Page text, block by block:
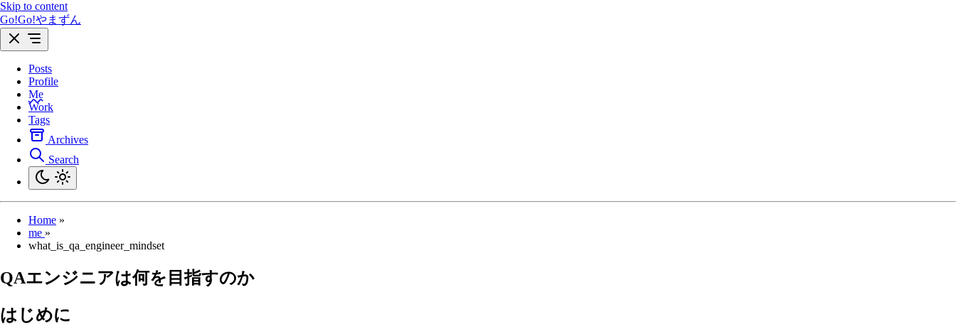
Skip to content
Go!Go!やまずん
Posts
Profile
Me
Work
Tags
Archives
Search
Home »
me »
what_is_qa_engineer_mindset
QAエンジニアは何を目指すのか
はじめに